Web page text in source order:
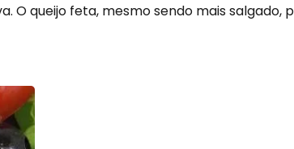
O queijo feta, mesmo sendo mais salgado,